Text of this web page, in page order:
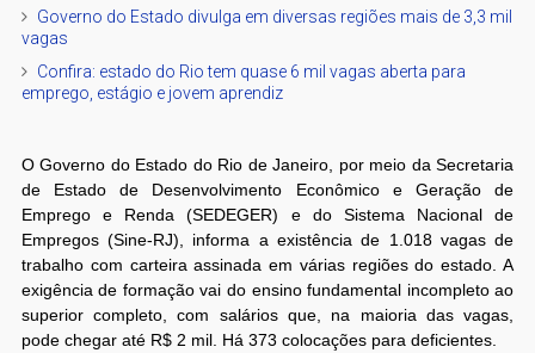
Governo do Estado divulga em diversas regiões mais de 3,3 mil
vagas
Confira: estado do Rio tem quase 6 mil vagas aberta para
emprego, estágio e jovem aprendiz
O Governo do Estado do Rio de Janeiro, por meio da Secretaria
de Estado de Desenvolvimento Econômico e Geração de
Emprego e Renda (SEDEGER) e do Sistema Nacional de
Empregos (Sine-RJ), informa a existência de 1.018 vagas de
trabalho com carteira assinada em várias regiões do estado. A
exigência de formação vai do ensino fundamental incompleto ao
superior completo, com salários que, na maioria das vagas,
pode chegar até R$ 2 mil. Há 373 colocações para deficientes.